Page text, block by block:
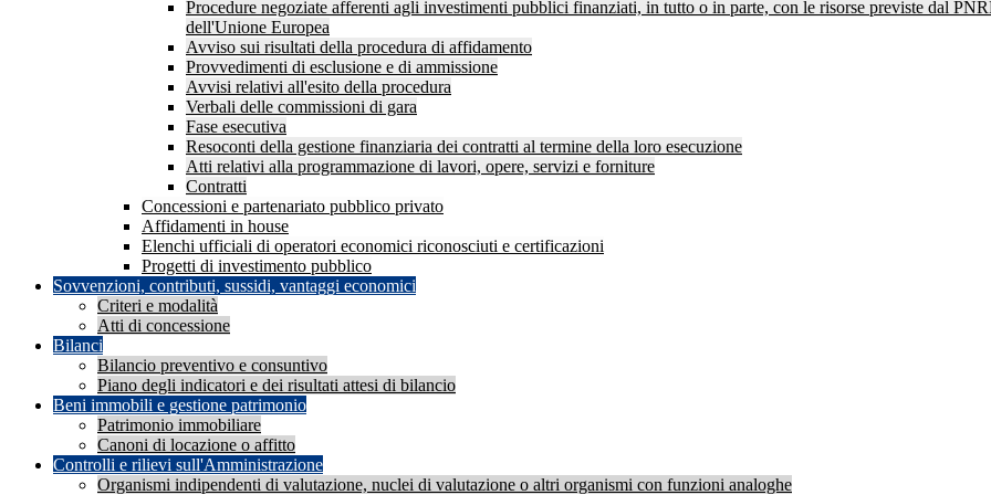
Procedure negoziate afferenti agli investimenti pubblici finanziati, in tutto o in parte, con le risorse previste dal
dell'Unione Europea
Avviso sui risultati della procedura di affidamento
Provvedimenti di esclusione e di ammissione
Avvisi relativi all'esito della procedura
Verbali delle commissioni di gara
Fase esecutiva
Resoconti della gestione finanziaria dei contratti al termine della loro esecuzione
Atti relativi alla programmazione di lavori, opere, servizi e forniture
Contratti
Concessioni e partenariato pubblico privato
Affidamenti in house
Elenchi ufficiali di operatori economici riconosciuti e certificazioni
Progetti di investimento pubblico
Sovvenzioni, contributi, sussidi, vantaggi economici
Criteri e modalità
Atti di concessione
Bilanci
Bilancio preventivo e consuntivo
Piano degli indicatori e dei risultati attesi di bilancio
Beni immobili e gestione patrimonio
Patrimonio immobiliare
Canoni di locazione o affitto
Controlli e rilievi sull'Amministrazione
Organismi indipendenti di valutazione, nuclei di valutazione o altri organismi con funzioni analoghe